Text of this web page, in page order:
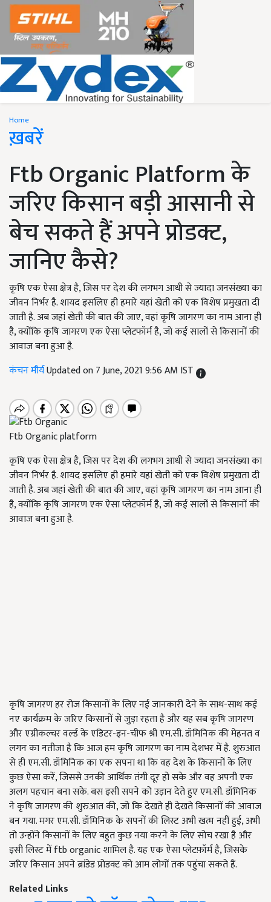
Home
ख़बरें
Ftb Organic Platform के
जरिए किसान बड़ी आसानी से
बेच सकते हैं अपने प्रोडक्ट,
जानिए कैसे?
कृषि एक ऐसा क्षेत्र है, जिस पर देश की लगभग आधी से ज्यादा जनसंख्या का
जीवन निर्भर है. शायद इसलिए ही हमारे यहां खेती को एक विशेष प्रमुखता दी
जाती है. अब जहां खेती की बात की जाए, वहां कृषि जागरण का नाम आना ही
है, क्योंकि कृषि जागरण एक ऐसा प्लेटफॉर्म है, जो कई सालों से किसानों की
आवाज बना हुआ है.
कंचन मौर्यUpdated on 7 June, 2021 9:56 AM IST
Ftb Organic platform
कृषि एक ऐसा क्षेत्र है, जिस पर देश की लगभग आधी से ज्यादा जनसंख्या का
जीवन निर्भर है. शायद इसलिए ही हमारे यहां खेती को एक विशेष प्रमुखता दी
जाती है. अब जहां खेती की बात की जाए, वहां कृषि जागरण का नाम आना ही
है, क्योंकि कृषि जागरण एक ऐसा प्लेटफॉर्म है, जो कई सालों से किसानों की
आवाज बना हुआ है.
कृषि जागरण हर रोज किसानों के लिए नई जानकारी देने के साथ-साथ कई
नए कार्यक्रम के जरिए किसानों से जुड़ा रहता है और यह सब कृषि जागरण
और एग्रीकल्चर वर्ल्ड के एडिटर-इन-चीफ श्री एम.सी. डॉमिनिक की मेहनत व
लगन का नतीजा है कि आज हम कृषि जागरण का नाम देशभर में है. शुरुआत
से ही एम.सी. डॉमिनिक का एक सपना था कि वह देश के किसानों के लिए
कुछ ऐसा करें, जिससे उनकी आर्थिक तंगी दूर हो सके और वह अपनी एक
अलग पहचान बना सके. बस इसी सपने को उड़ान देते हुए एम.सी. डॉमिनिक
ने कृषि जागरण की शुरुआत की, जो कि देखते ही देखते किसानों की आवाज
बन गया. मगर एम.सी. डॉमिनिक के सपनों की लिस्ट अभी खत्म नहीं हुई, अभी
तो उन्होंने किसानों के लिए बहुत कुछ नया करने के लिए सोच रखा है और
इसी लिस्ट में ftb organic शामिल है. यह एक ऐसा प्लेटफ़ॉर्म है, जिसके
जरिए किसान अपने ब्रांडेड प्रोडक्ट को आम लोगों तक पहुंचा सकते हैं.
Related Links